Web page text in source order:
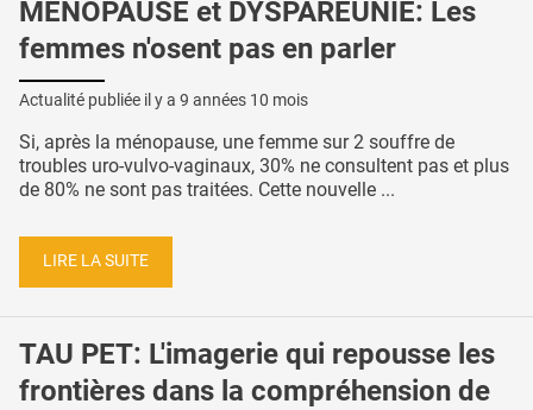
MÉNOPAUSE et DYSPAREUNIE: Les
femmes n'osent pas en parler
Actualité publiée il y a 9 années 10 mois
Si, après la ménopause, une femme sur 2 souffre de
troubles uro-vulvo-vaginaux, 30% ne consultent pas et plus
de 80% ne sont pas traitées. Cette nouvelle ...
LIRE LA SUITE
TAU PET: L'imagerie qui repousse les
frontières dans la compréhension de